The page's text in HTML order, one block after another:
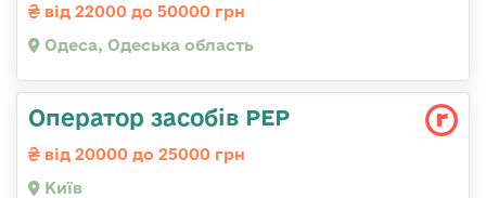
від 22000 до 50000 грн
Одеса, Одеська область
Оператор засобів РЕР
від 20000 до 25000 грн
Київ